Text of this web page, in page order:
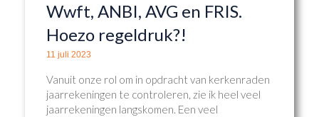
Wwft, ANBI, AVG en FRIS.
Hoezo regeldruk?!
11 juli 2023
Vanuit onze rol om in opdracht van kerkenraden
jaarrekeningen te controleren, zie ik heel veel
jaarrekeningen langskomen. Een veel